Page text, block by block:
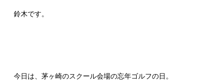
鈴木です。
今日は、茅ヶ崎のスクール会場の忘年ゴルフの日。